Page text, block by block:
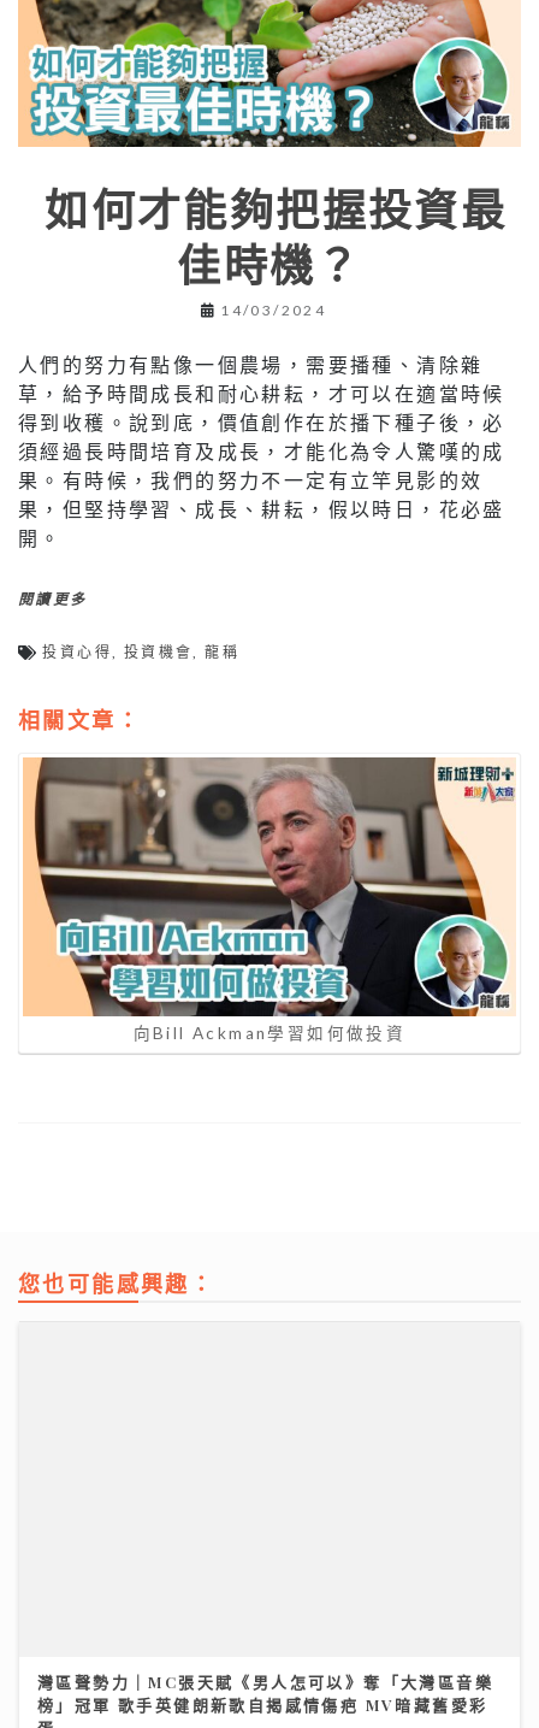
如何才能夠把握投資最
佳時機？
14/03/2024
人們的努力有點像一個農場，需要播種、清除雜
草，給予時間成長和耐心耕耘，才可以在適當時候
得到收穫。說到底，價值創作在於播下種子後，必
須經過長時間培育及成長，才能化為令人驚嘆的成
果。有時候，我們的努力不一定有立竿見影的效
果，但堅持學習、成長、耕耘，假以時日，花必盛
開。
閱讀更多
投資心得 投資機會 ,龍稱
相關文章：
向Bill Ackman學習如何做投資
您也可能感興趣：
30/07/2026